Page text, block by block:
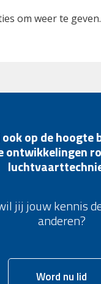
om weer te geven.
op de hoogte
ontwikkelingen
jij jouw kennis
anderen?
Word nu lid